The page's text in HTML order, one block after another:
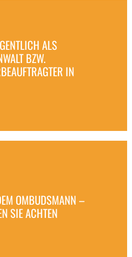
ALS
BZW.
IN
OMBUDSMANN –
SIE ACHTEN